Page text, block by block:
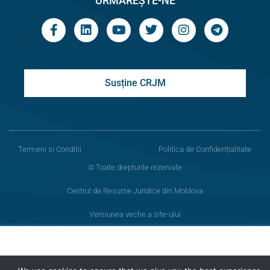
Susține CRJM
Termeni și Condiții
Politica de Confidențialitate
© Toate drepturile rezervate
Centrul de Resurse Juridice din Moldova
Versiunea veche a site-ului